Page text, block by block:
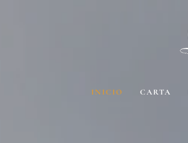
INICIO CARTA